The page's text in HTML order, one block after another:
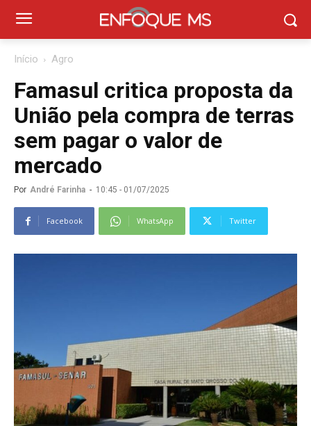
Início Agro
Famasul critica proposta da
União pela compra de terras
sem pagar o valor de
mercado
Por André Farinha - 10:45 - 01/07/2025
Facebook WhatsApp Twitter